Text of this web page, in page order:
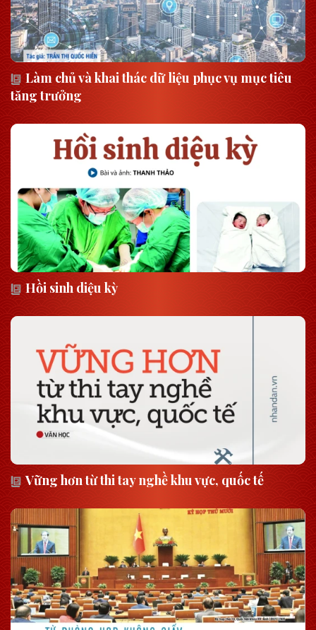
Làm chủ và khai thác dữ liệu phục vụ mục tiêu
tăng trưởng
Hồi sinh diệu kỳ
Vững hơn từ thi tay nghề khu vực, quốc tế